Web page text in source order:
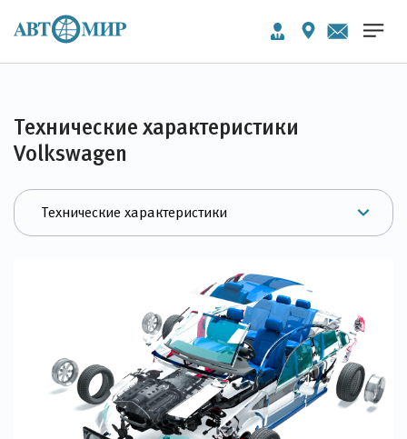
Технические характеристики
Volkswagen